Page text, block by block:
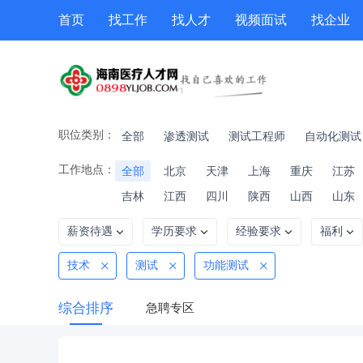
首页 找工作 找人才 视频面试 找企业
职位类别： 全部 渗透测试 测试工程师 自动化测试
工作地点： 全部 北京 天津 上海 重庆 江苏
吉林
江西 四川 陕西 山西 山东
薪资待遇 学历要求 经验要求 福利
技术 测试 功能测试
综合排序 急聘专区